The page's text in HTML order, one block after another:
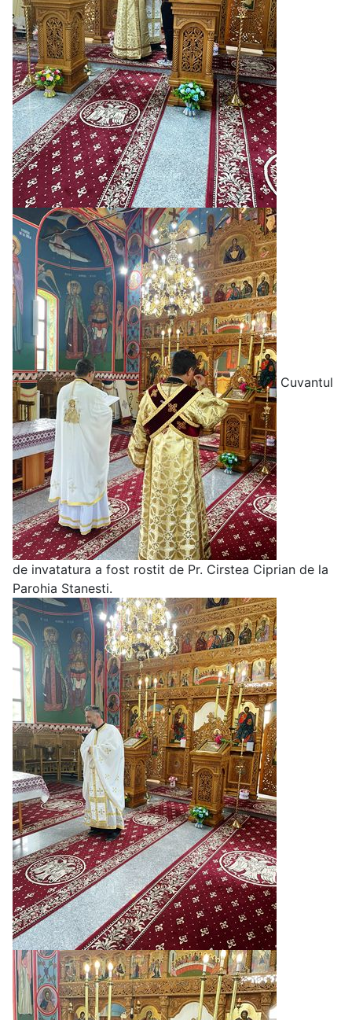
Cuvantul
de invatatura a fost rostit de Pr. Cirstea Ciprian de la
Parohia Stanesti.